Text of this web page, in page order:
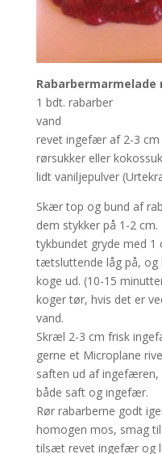
1 bdt. rabarber
vand
revet ingefær af 2-3
rørsukker eller
lidt vaniljepulver
Skær top og bund af
dem stykker på 1-2
tykbundet gryde med
tætsluttende låg på, og
koge ud. (10-15
koger tør, hvis det er
vand.
Skræl 2-3 cm frisk
gerne et Microplane
saften ud af
både saft og ingefær.
Rør rabarberne godt
homogen mos, smag
tilsæt revet ingefær og